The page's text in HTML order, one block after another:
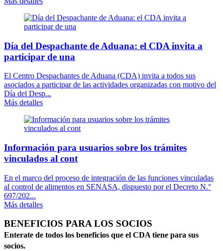
Día del Despachante de Aduana: el CDA invita a
participar de una
El Centro Despachantes de Aduana (CDA) invita a todos sus
asociados a participar de las actividades organizadas con motivo del
Día del Desp...
Más detalles
Información para usuarios sobre los trámites
vinculados al cont
En el marco del proceso de integración de las funciones vinculadas
al control de alimentos en SENASA, dispuesto por el Decreto N.°
697/202...
Más detalles
BENEFICIOS PARA LOS SOCIOS
Enterate de todos los beneficios que el CDA tiene para sus
socios.